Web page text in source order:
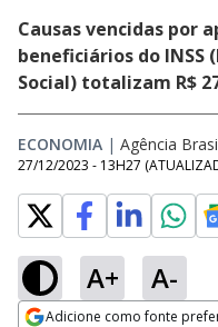
Causas vencidas por
beneficiários do
Social) totalizam R$
ECONOMIA | Agência
27/12/2023 - 13H27
A+ A-
Adicione como fonte